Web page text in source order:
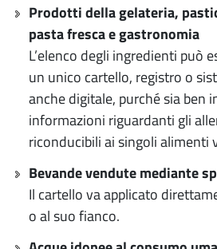
Prodotti della gelateria,
pasta fresca e gastronomia
L’elenco degli ingredienti può
un unico cartello, registro o
anche digitale, purché sia ben
informazioni riguardanti gli
riconducibili ai singoli alimenti
Bevande vendute mediante
Il cartello va applicato
o al suo fianco.